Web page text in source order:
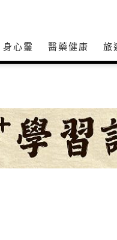
身心𩆜 醫藥健康 旅